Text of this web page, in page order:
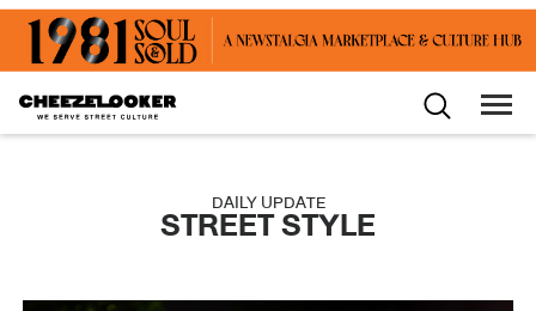
DAILY UPDATE
STREET STYLE